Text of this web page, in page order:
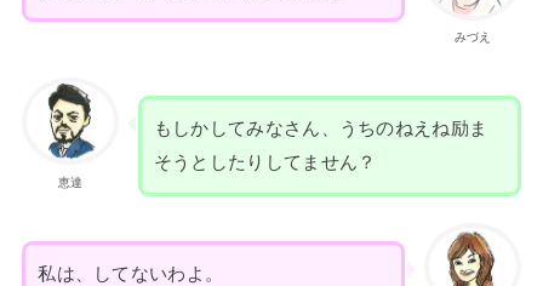
みづえ
恵達
もしかしてみなさん、うちのねえね励ま
そうとしたりしてません？
私は、してないわよ。